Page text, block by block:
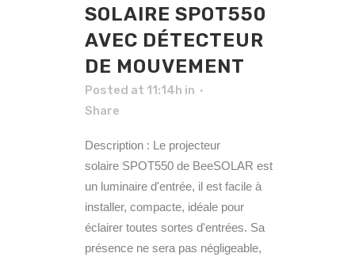
SOLAIRE SPOT550
AVEC DÉTECTEUR
DE MOUVEMENT
Posted at 11:14h in
Share
Description : Le projecteur
solaire SPOT550 de BeeSOLAR est
un luminaire d'entrée, il est facile à
installer, compacte, idéale pour
éclairer toutes sortes d'entrées. Sa
présence ne sera pas négligeable,